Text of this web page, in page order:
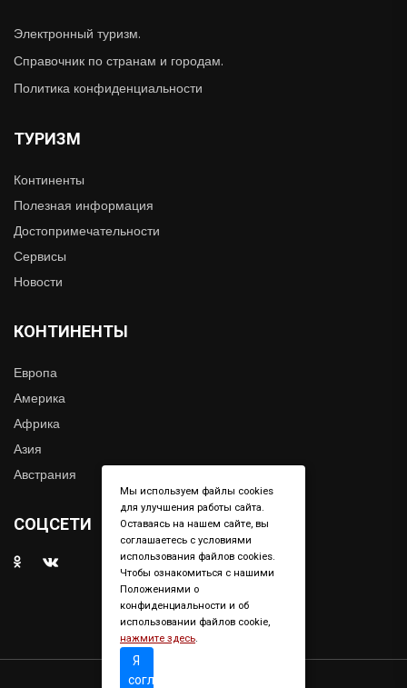
Электронный туризм.
Справочник по странам и городам.
Политика конфиденциальности
ТУРИЗМ
Континенты
Полезная информация
Достопримечательности
Сервисы
Новости
КОНТИНЕНТЫ
Европа
Америка
Африка
Азия
Австрания
СОЦСЕТИ
Copyright © 2019. All right reserved
Мы используем файлы cookies
для улучшения работы сайта.
Оставаясь на нашем сайте, вы
соглашаетесь с условиями
использования файлов cookies.
Чтобы ознакомиться с нашими
Положениями о
конфиденциальности и об
использовании файлов cookie,
нажмите здесь.
Я
согласен